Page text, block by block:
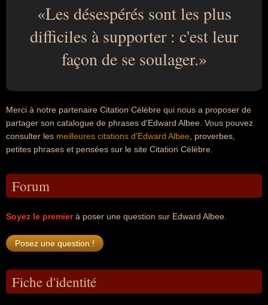
Les désespérés sont les plus
difficiles à supporter : c'est leur
façon de se soulager.
Merci à notre partenaire Citation Célèbre qui nous a proposer de
partager son catalogue de phrases d'Edward Albee. Vous pouvez
consulter les meilleures citations d'Edward Albee , proverbes,
petites phrases et pensées sur le site Citation Célèbre.
Forum
Soyez le premierà poser une question sur Edward Albee.
Fiche d'identité